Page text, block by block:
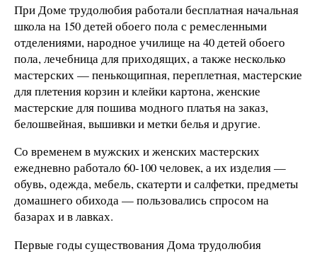
При Доме трудолюбия работали бесплатная начальная
школа на 150 детей обоего пола с ремесленными
отделениями, народное училище на 40 детей обоего
пола, лечебница для приходящих, а также несколько
мастерских — пенькощипная, переплетная, мастерские
для плетения корзин и клейки картона, женские
мастерские для пошива модного платья на заказ,
белошвейная, вышивки и метки белья и другие.
Со временем в мужских и женских мастерских
ежедневно работало 60-100 человек, а их изделия —
обувь, одежда, мебель, скатерти и салфетки, предметы
домашнего обихода — пользовались спросом на
базарах и в лавках.
Первые годы существования Дома трудолюбия